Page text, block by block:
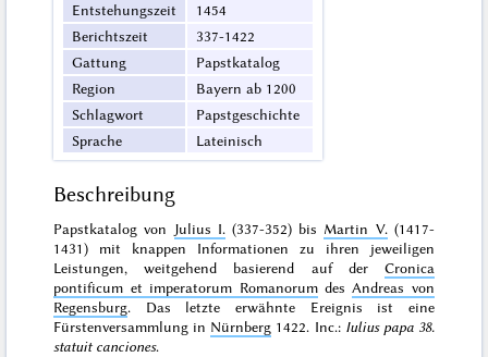
Entstehungszeit
1454
Berichtszeit
337-1422
Gattung
Papstkatalog
Region
Bayern ab 1200
Schlagwort
Papstgeschichte
Sprache
Lateinisch
Beschreibung
Papstkatalog von Julius I.(337-352) bis Martin V.(1417-
1431) mit knappen Informationen zu ihren jeweiligen
Leistungen, weitgehend basierend auf der Cronica
pontificum et imperatorum RomanorumdesAndreas von
Regensburg. Das letzte erwähnte Ereignis ist eine
Fürstenversammlung in Nürnberg 1422. Inc.: Iulius papa 38.
statuit canciones.